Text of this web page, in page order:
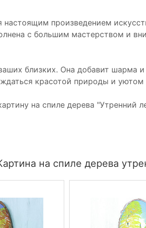
настоящим произведением
с большим мастерством и
близких. Она добавит шарма
красотой природы и уютом
на спиле дерева
на спиле дерева